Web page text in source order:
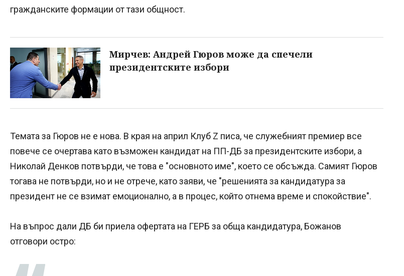
гражданските формации от тази общност.
Мирчев: Андрей Гюров може да спечели
президентските избори
Темата за Гюров не е нова. В края на април Клуб Z писа, че служебният премиер все
повече се очертава като възможен кандидат на ПП-ДБ за президентските избори, а
Николай Денков потвърди, че това е "основното име", което се обсъжда. Самият Гюров
тогава не потвърди, но и не отрече, като заяви, че "решенията за кандидатура за
президент не се взимат емоционално, а в процес, който отнема време и спокойствие".
На въпрос дали ДБ би приела офертата на ГЕРБ за обща кандидатура, Божанов
отговори остро: